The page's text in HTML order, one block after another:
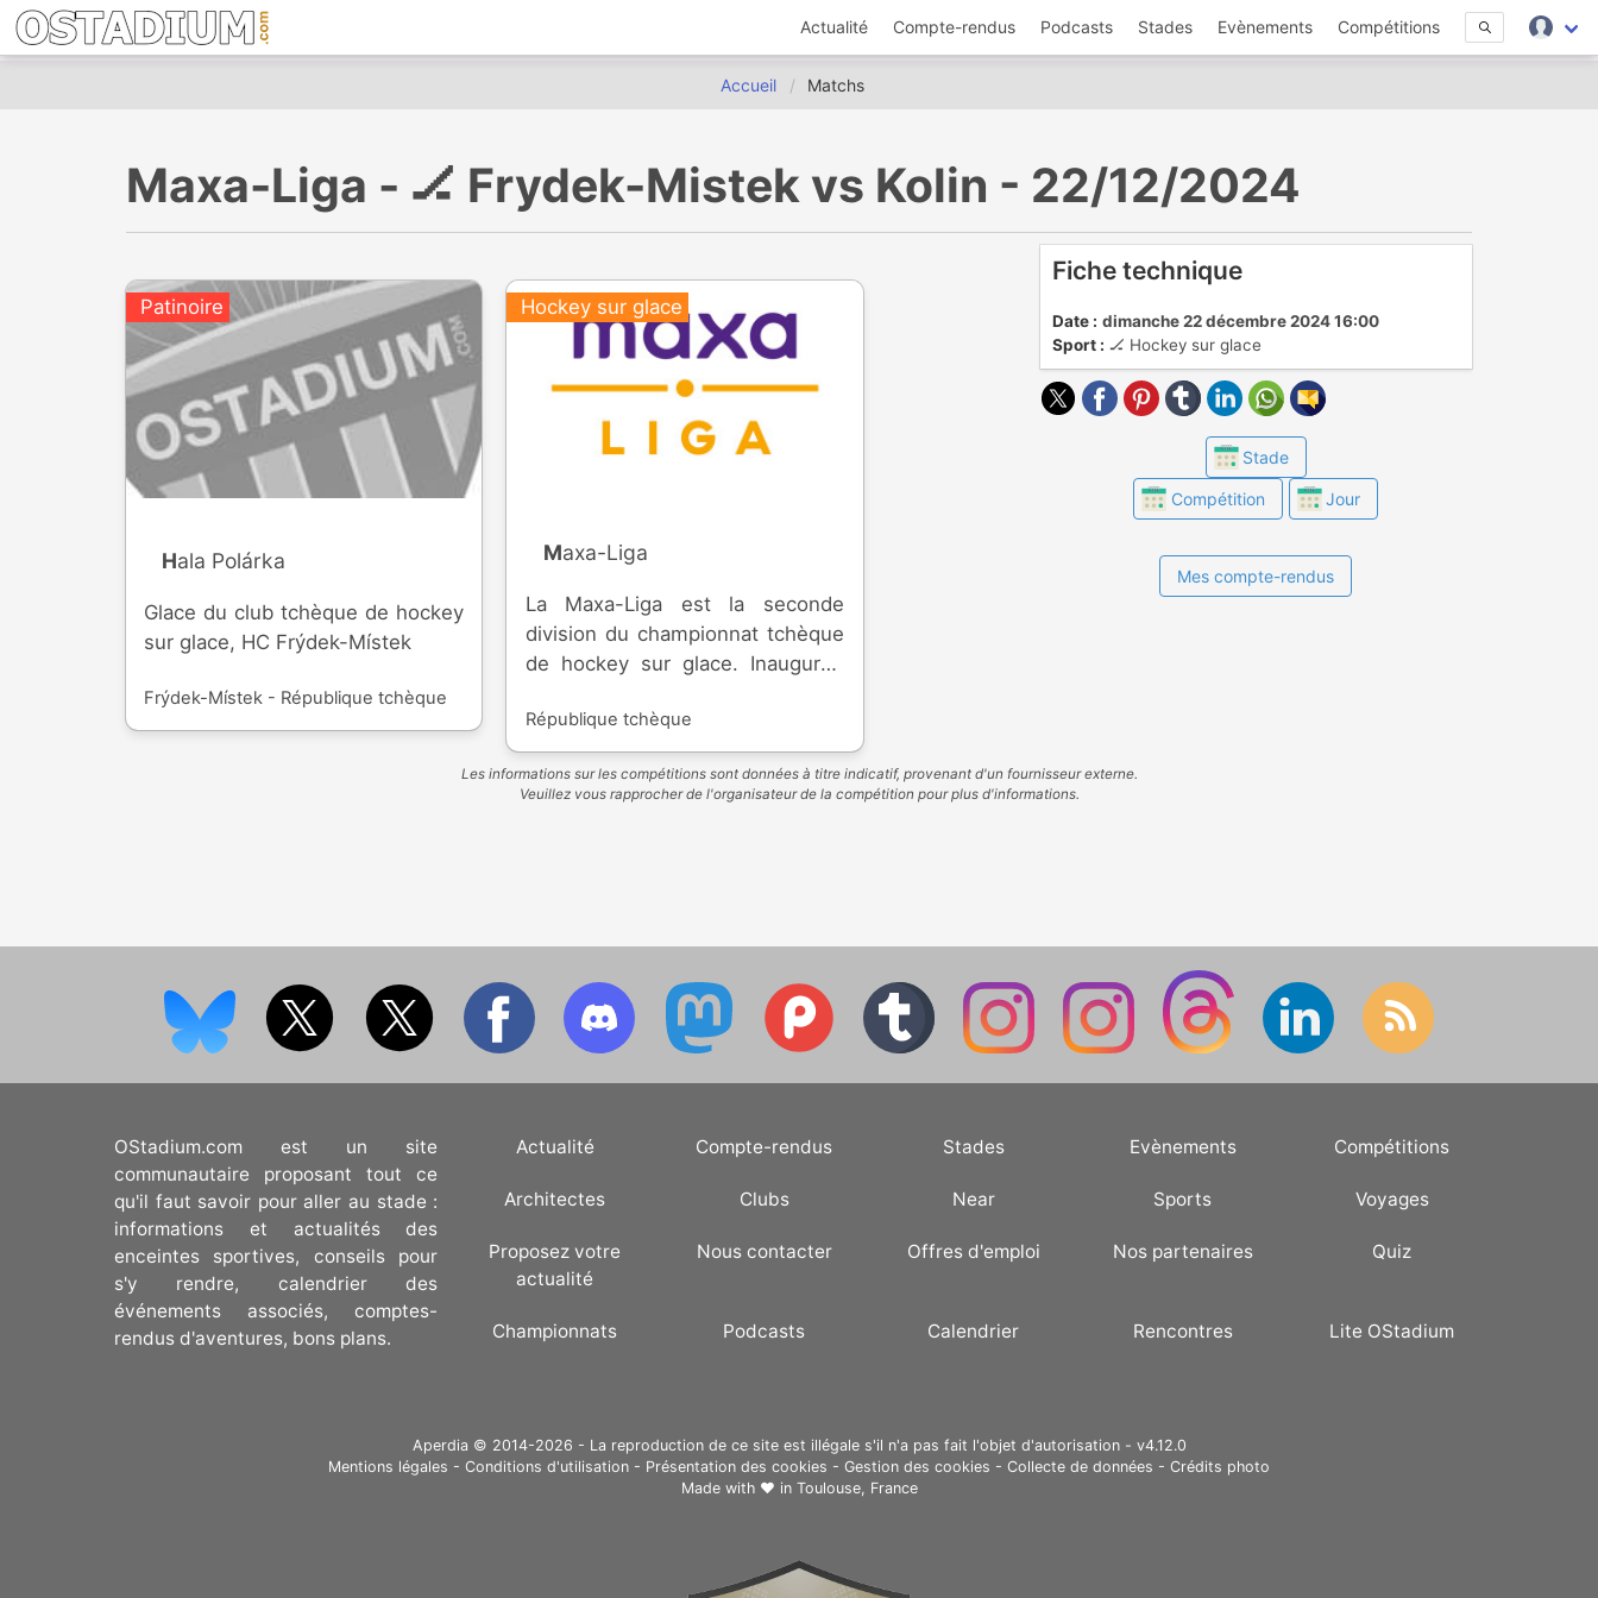
Actualité Compte-rendus Podcasts Stades Evènements Compétitions
Accueil Matchs
Maxa-Liga - 🏒 Frydek-Mistek vs Kolin - 22/12/2024
Patinoire
Hala Polárka
Glace du club tchèque de hockey
sur glace, HC Frýdek-Místek
Frýdek-Místek - République tchèque
Hockey sur glace
Maxa-Liga
La Maxa-Liga est la seconde
division du championnat tchèque
de hockey sur glace. Inaugurée
aux équipes d'atteindre l'élite du
pays, l'Extraliga.
République tchèque
Fiche technique
Date : dimanche 22 décembre 2024 16:00
Sport : 🏒 Hockey sur glace
Stade
Compétition Jour
Mes compte-rendus
Les informations sur les compétitions sont données à titre indicatif, provenant d'un fournisseur externe.
Veuillez vous rapprocher de l'organisateur de la compétition pour plus d'informations.
OStadium.com est un site
communautaire proposant tout ce
qu'il faut savoir pour aller au stade :
informations et actualités des
enceintes sportives, conseils pour
s'y rendre, calendrier des
événements associés, comptes-
rendus d'aventures, bons plans.
Actualité Compte-rendus Stades Evènements Compétitions
Architectes Clubs Near Sports Voyages
Proposez votre
actualité
Nous contacter Offres d'emploi Nos partenaires Quiz
Championnats Podcasts Calendrier Rencontres Lite OStadium
Aperdia © 2014-2026 - La reproduction de ce site est illégale s'il n'a pas fait l'objet d'autorisation - v4.12.0
Mentions légales - Conditions d'utilisation - Présentation des cookies - Gestion des cookies - Collecte de données - Crédits photo
Made with ❤ in Toulouse, France